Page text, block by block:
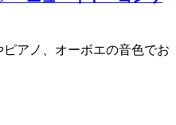
アノ、オーボエの音色でお